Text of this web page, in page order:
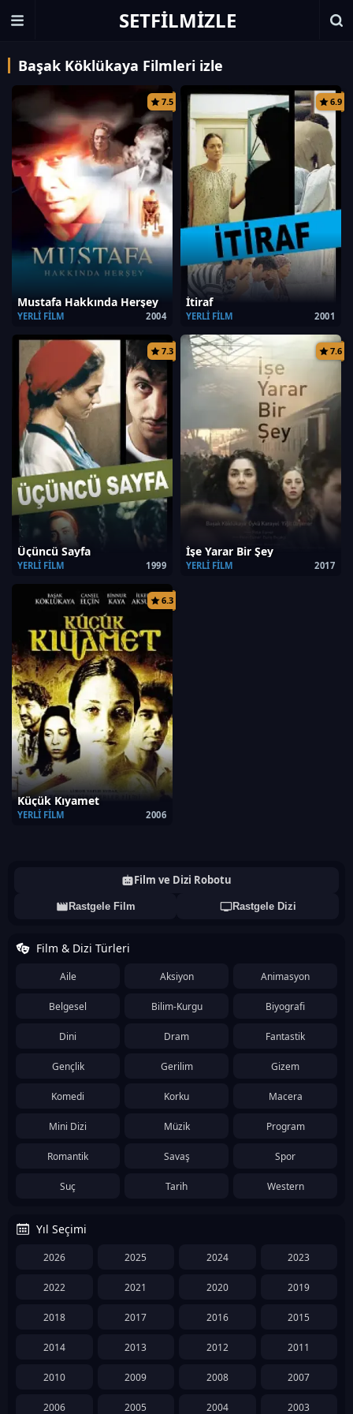
SETFILMIZLE
Başak Köklükaya Filmleri izle
7.5
Mustafa Hakkında Herşey
2004
YERLI FILM
6.9
İtiraf
2001
YERLI FILM
7.3
Üçüncü Sayfa
1999
YERLI FILM
7.6
İşe Yarar Bir Şey
2017
YERLI FILM
6.3
Küçük Kıyamet
2006
YERLI FILM
Film ve Dizi Robotu
Rastgele Film Rastgele Dizi
Film & Dizi Türleri
Aile Aksiyon Animasyon
Belgesel Bilim-Kurgu Biyografi
Dini Dram Fantastik
Gençlik Gerilim Gizem
Komedi Korku Macera
Mini Dizi Müzik Program
Romantik Savaş Spor
Suç Tarih Western
Yıl Seçimi
2026 2025 2024 2023
2022 2021 2020 2019
2018 2017 2016 2015
2014 2013 2012 2011
2010 2009 2008 2007
2006 2005 2004 2003